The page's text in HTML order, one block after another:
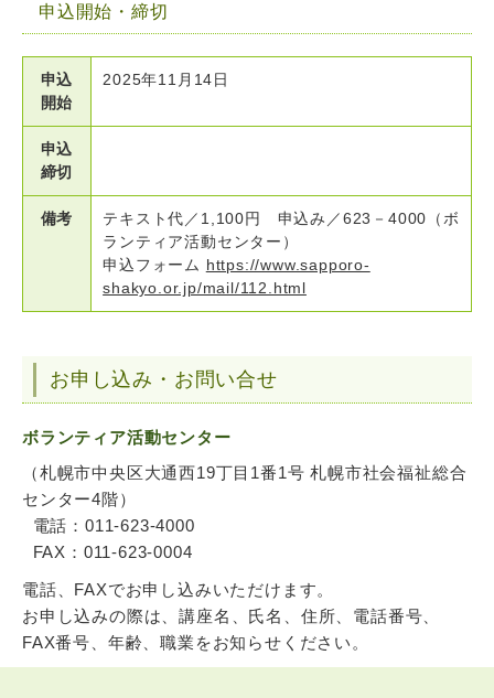
申込開始・締切
申込
開始
2025年11月14日
申込
締切
備考
テキスト代／1,100円 申込み／623－4000（ボ
ランティア活動センター）
申込フォーム https://www.sapporo-
shakyo.or.jp/mail/112.html
お申し込み・お問い合せ
ボランティア活動センター
（札幌市中央区大通西19丁目1番1号 札幌市社会福祉総合
センター4階）
電話：011-623-4000
FAX：011-623-0004
電話、FAXでお申し込みいただけます。
お申し込みの際は、講座名、氏名、住所、電話番号、
FAX番号、年齢、職業をお知らせください。